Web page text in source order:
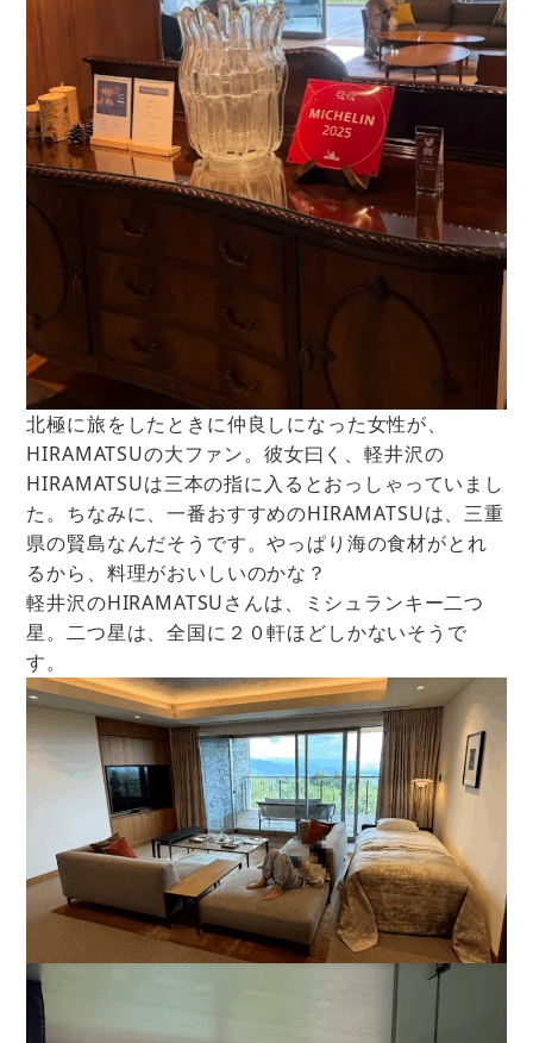
北極に旅をしたときに仲良しになった女性が、
HIRAMATSUの大ファン。彼女曰く、軽井沢の
HIRAMATSUは三本の指に入るとおっしゃっていまし
た。ちなみに、一番おすすめのHIRAMATSUは、三重
県の賢島なんだそうです。やっぱり海の食材がとれ
るから、料理がおいしいのかな？
軽井沢のHIRAMATSUさんは、ミシュランキー二つ
星。二つ星は、全国に２０軒ほどしかないそうで
す。